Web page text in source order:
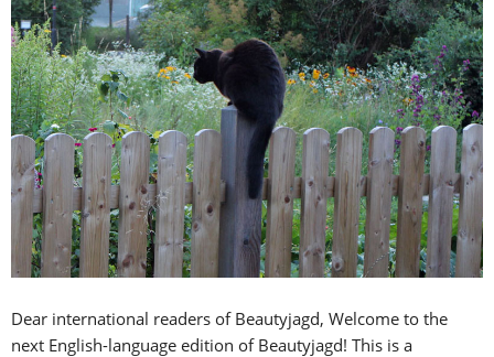
Dear international readers of Beautyjagd, Welcome to the
next English-language edition of Beautyjagd! This is a